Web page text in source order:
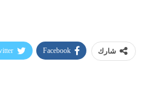
شارك Facebook